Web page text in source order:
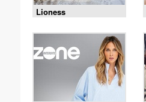
Lioness